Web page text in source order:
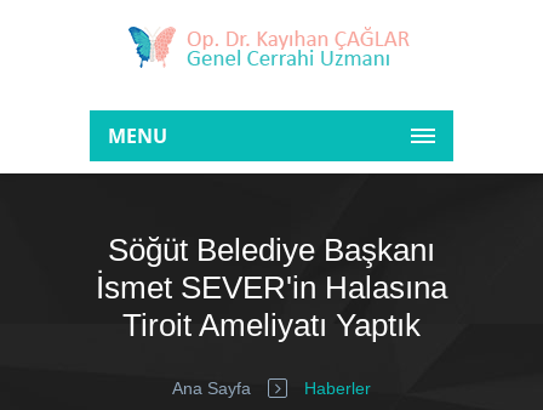
MENU
Söğüt Belediye Başkanı
İsmet SEVER'in Halasına
Tiroit Ameliyatı Yaptık
Ana Sayfa Haberler